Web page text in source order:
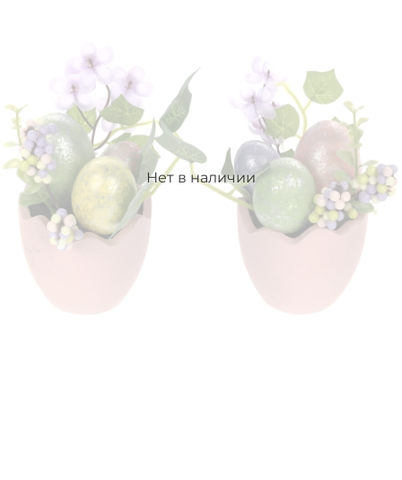
Нет в наличии